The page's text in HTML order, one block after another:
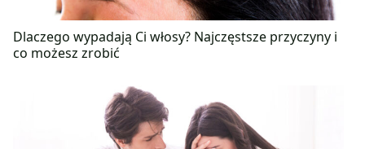
Dlaczego wypadają Ci włosy? Najczęstsze przyczyny i
co możesz zrobić